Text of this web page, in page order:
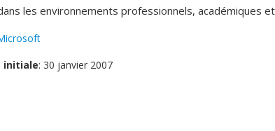
les environnements professionnels, académiques
initiale: 30 janvier 2007